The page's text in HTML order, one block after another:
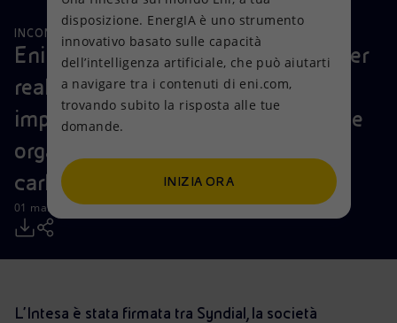
scopri EnergIA, la nostra nuova soluzione di intelligenza
artificiale.
Visione
Mission e valori
Persone e Partnership
Net Zero
Modello satellitare
Energia accessibile
Innovazione
Azioni
Diversificazione energetica
Tecnologie per la transizione
Collaborazioni per l'innovazione
Attività nel mondo
Prodotti
Casa
Imprese
Mobilità
INCONTRI E ACCORDI
Eni: accordo tra Syndial e Veritas per
realizzare a Porto Marghera un
impianto che trasformerà la frazione
organica dei rifiuti solidi urbani in
carburanti di nuova generazione
01 marzo 2019 - 17:30 CET
L’Intesa è stata firmata tra Syndial, la società
disposizione. EnergIA è uno strumento
innovativo basato sulle capacità
dell’intelligenza artificiale, che può aiutarti
a navigare tra i contenuti di eni.com,
trovando subito la risposta alle tue
domande.
INIZIA ORA